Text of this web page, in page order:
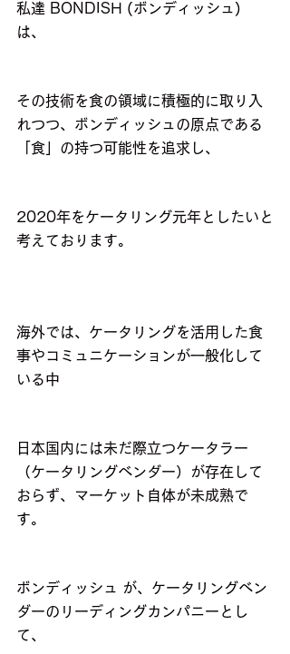
私達 BONDISH (ボンディッシュ)
は、
その技術を食の領域に積極的に取り入
れつつ、ボンディッシュの原点である
「食」の持つ可能性を追求し、
2020年をケータリング元年としたいと
考えております。
海外では、ケータリングを活用した食
事やコミュニケーションが一般化して
いる中
日本国内には未だ際立つケータラー
（ケータリングベンダー）が存在して
おらず、マーケット自体が未成熟で
す。
ボンディッシュ が、ケータリングベン
ダーのリーディングカンパニーとし
て、